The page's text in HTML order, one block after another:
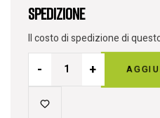
Spedizione
Il costo di spedizione di
- +